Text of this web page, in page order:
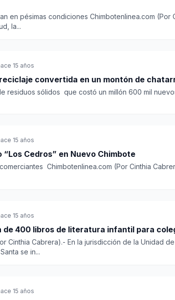
Chimbotenlinea.com (Por Cinthia Cabrera).-
la...
15 años
convertida en un montón de
residuos sólidos que costó un millón 600 mil
15 años
Cedros” en Nuevo Chimbote
Chimbotenlinea.com (Por Cinthia
15 años
de 400 libros de literatura infantil para
Cinthia Cabrera).- En la jurisdicción de la Unidad
se in...
15 años